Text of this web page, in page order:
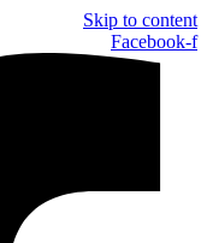
Skip to content
Facebook-f